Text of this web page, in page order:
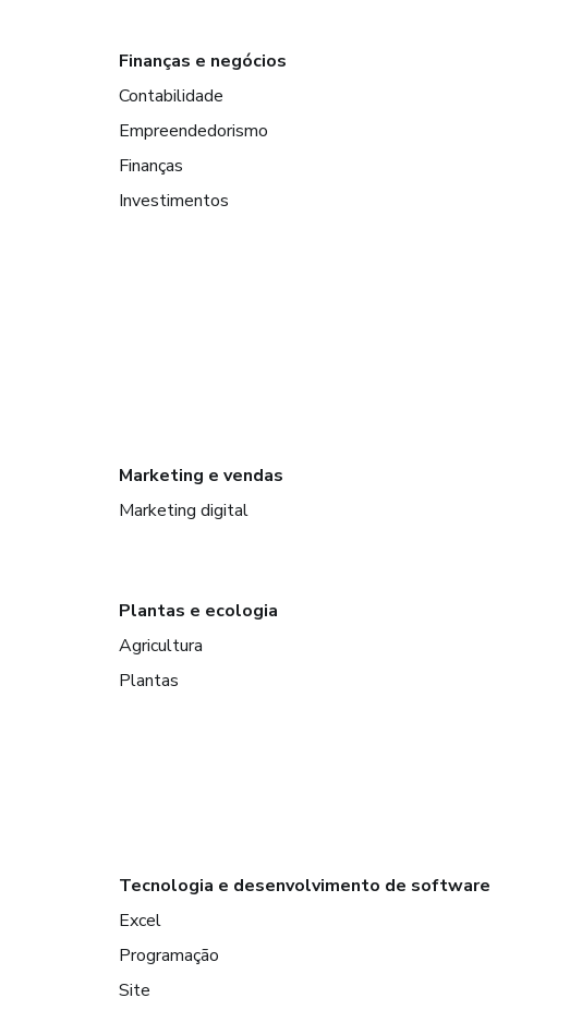
Finanças e negócios
Contabilidade
Empreendedorismo
Finanças
Investimentos
Marketing e vendas
Marketing digital
Plantas e ecologia
Agricultura
Plantas
Tecnologia e desenvolvimento de software
Excel
Programação
Site